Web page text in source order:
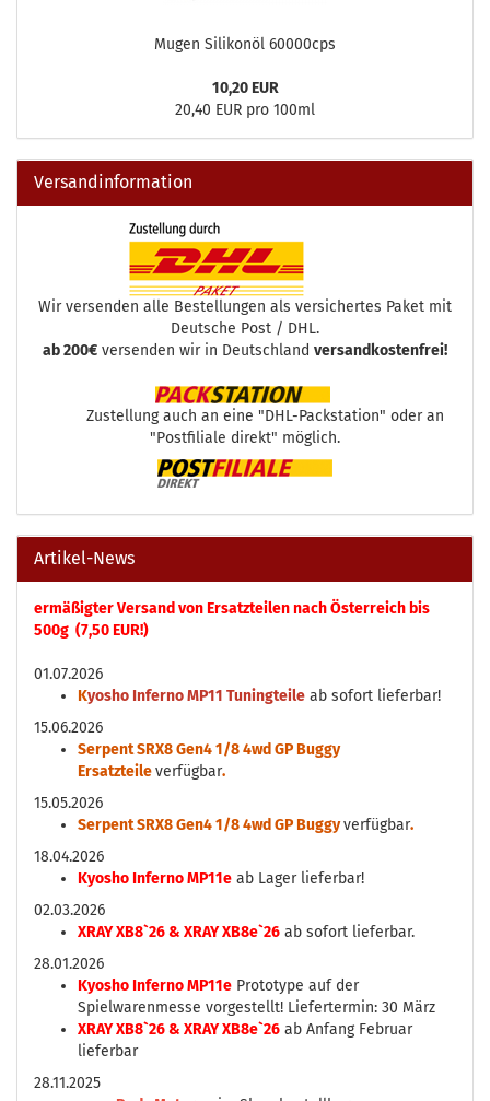
Mugen Silikonöl 60000cps
10,20 EUR
20,40 EUR pro 100ml
Versandinformation
Wir versenden alle Bestellungen als versichertes Paket mit
Deutsche Post / DHL.
ab 200€ versenden wir in Deutschland versandkostenfrei!
Zustellung auch an eine "DHL-Packstation" oder an
"Postfiliale direkt" möglich.
Artikel-News
ermäßigter Versand von Ersatzteilen nach Österreich bis
500g (7,50 EUR!)
01.07.2026
Kyosho Inferno MP11 Tuningteile ab sofort lieferbar!
15.06.2026
Serpent SRX8 Gen4 1/8 4wd GP Buggy
Ersatzteileverfügbar.
15.05.2026
Serpent SRX8 Gen4 1/8 4wd GP Buggyverfügbar.
18.04.2026
Kyosho Inferno MP11e ab Lager lieferbar!
02.03.2026
XRAY XB8`26 & XRAY XB8e`26 ab sofort lieferbar.
28.01.2026
Kyosho Inferno MP11e Prototype auf der
Spielwarenmesse vorgestellt! Liefertermin: 30 März
XRAY XB8`26 & XRAY XB8e`26 ab Anfang Februar
lieferbar
28.11.2025